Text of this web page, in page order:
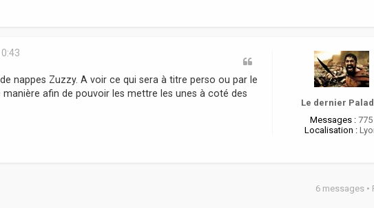
Le dernier
Messages : 775
Localisation :
nappes Zuzzy. A voir ce qui sera à titre perso ou par le
afin de pouvoir les mettre les unes à coté des
6 messages •